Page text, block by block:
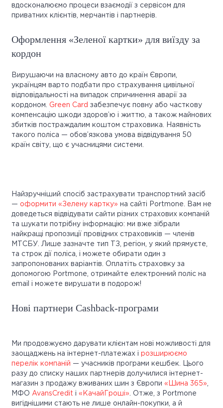
вдосконалюємо процеси взаємодії з сервісом для
приватних клієнтів, мерчантів і партнерів.
Оформлення «Зеленої картки» для виїзду за
кордон
Вирушаючи на власному авто до країн Європи,
українцям варто подбати про страхування цивільної
відповідальності на випадок спричинення аварії за
кордоном. Green Card забезпечує повну або часткову
компенсацію шкоди здоров’ю і життю, а також майнових
збитків постраждалим коштом страховика. Наявність
такого поліса — обов’язкова умова відвідування 50
країн світу, що є учасницями системи.
Найзручніший спосіб застрахувати транспортний засіб
— оформити «Зелену картку» на сайті Portmone. Вам не
доведеться відвідувати сайти різних страхових компаній
та шукати потрібну інформацію: ми вже зібрали
найкращі пропозиції провідних страховиків — членів
МТСБУ. Лише зазначте тип ТЗ, регіон, у який прямуєте,
та строк дії поліса, і можете обирати один з
запропонованих варіантів. Оплатіть страховку за
допомогою Portmone, отримайте електронний поліс на
email і можете вирушати в подорож!
Нові партнери Cashback-програми
Ми продовжуємо дарувати клієнтам нові можливості для
заощаджень на інтернет-платежах і розширюємо
перелік компаній — учасників програми кешбек. Цього
разу до списку наших партнерів долучилися інтернет-
магазин з продажу вживаних шин з Європи «Шина 365»
МФО AvansCredit і «КачайГроші» . Отже, з Portmone
вигіднішими стають не лише онлайн-покупки, а й